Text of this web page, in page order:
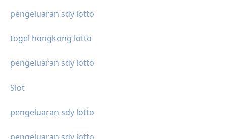
pengeluaran sdy lotto
togel hongkong lotto
pengeluaran sdy lotto
Slot
pengeluaran sdy lotto